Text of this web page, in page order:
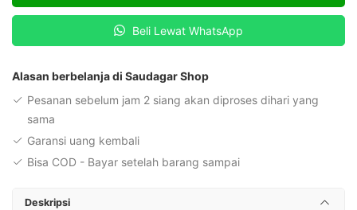
Beli Lewat WhatsApp
Alasan berbelanja di Saudagar Shop
Pesanan sebelum jam 2 siang akan diproses dihari yang
sama
Garansi uang kembali
Bisa COD - Bayar setelah barang sampai
Deskripsi